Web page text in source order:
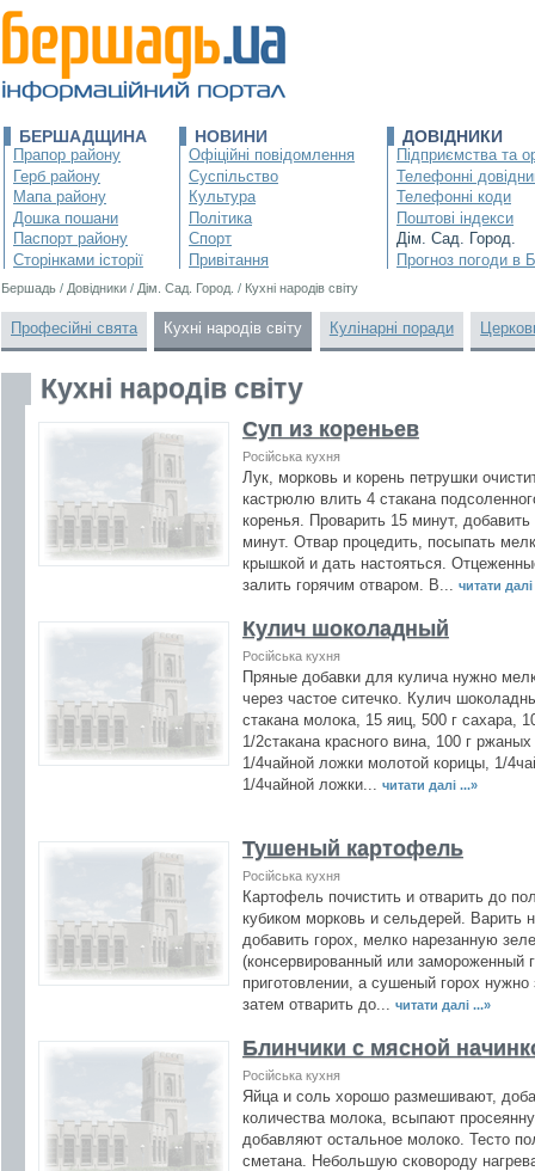
БЕРШАДЩИНА
Прапор району
Герб району
Мапа району
Дошка пошани
Паспорт району
Сторінками історії
НОВИНИ
Офіційні повідомлення
Суспільство
Культура
Політика
Спорт
Привітання
ДОВІДНИКИ
Підприємства та
Телефонні
Телефонні коди
Поштові індекси
Дім. Сад. Город.
Прогноз погоди в
Бершадь / Довідники / Дім. Сад. Город. / Кухні народів світу
Професійні свята Кухні народів світу Кулінарні поради
Кухні народів світу
Суп из кореньев
Російська кухня
Лук, морковь и корень петрушки
кастрюлю влить 4 стакана
коренья. Проварить 15 минут,
минут. Отвар процедить, посыпать
крышкой и дать настояться.
залить горячим отваром. В...
читати
Кулич шоколадный
Російська кухня
Пряные добавки для кулича нужно
через частое ситечко. Кулич
стакана молока, 15 яиц, 500 г сахара,
1/2стакана красного вина, 100 г
1/4чайной ложки молотой корицы, 1/
1/4чайной ложки...
читати далі ...»
Тушеный картофель
Російська кухня
Картофель почистить и отварить до
кубиком морковь и сельдерей. Варить
добавить горох, мелко нарезанную
(консервированный или замороженный
приготовлении, а сушеный горох
затем отварить до...
читати далі ...»
Блинчики с мясной
Російська кухня
Яйца и соль хорошо размешивают,
количества молока, всыпают
добавляют остальное молоко. Тесто
сметана. Небольшую сковороду